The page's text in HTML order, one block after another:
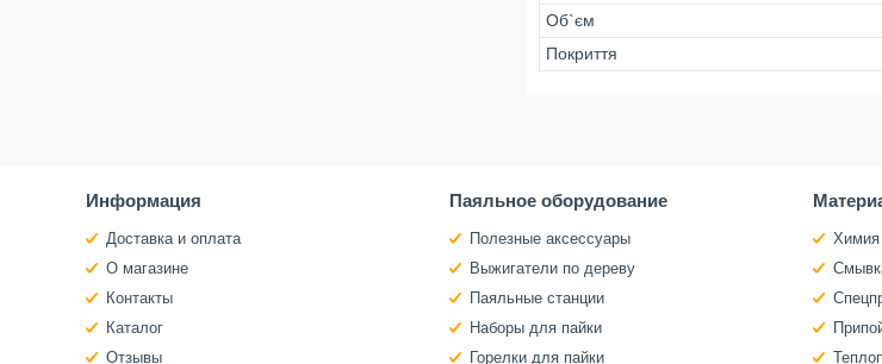
Об`єм
Покриття
Информация
Доставка и оплата
О магазине
Контакты
Каталог
Отзывы
Паяльное оборудование
Полезные аксессуары
Выжигатели по дереву
Паяльные станции
Наборы для пайки
Горелки для пайки
Химия